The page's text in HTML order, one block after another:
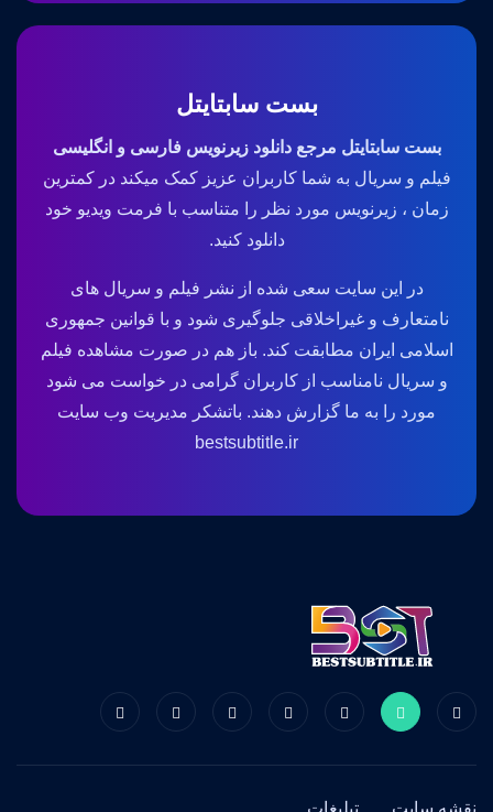
بست سابتایتل
بست سابتایتل مرجع دانلود زیرنویس فارسی و انگلیسی
فیلم و سریال به شما کاربران عزیز کمک میکند در کمترین
زمان ، زیرنویس مورد نظر را متناسب با فرمت ویدیو خود
دانلود کنید.
در این سایت سعی شده از نشر فیلم و سریال های
نامتعارف و غیراخلاقی جلوگیری شود و با قوانین جمهوری
اسلامی ایران مطابقت کند. باز هم در صورت مشاهده فیلم
و سریال نامناسب از کاربران گرامی در خواست می شود
مورد را به ما گزارش دهند. باتشکر مدیریت وب سایت
bestsubtitle.ir
نقشه سایت تبلیغات